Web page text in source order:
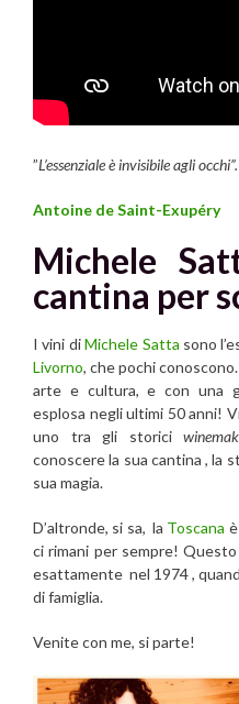
”L’essenziale è invisibile agli occhi”.
Antoine de Saint-Exupéry
Michele
cantina per
I vini diMichele Satta sono
Livorno, che pochi
arte e cultura, e con una
esplosa negli ultimi 50 anni!
uno tra gli storici
conoscere la sua cantina , la
sua magia.
D’altronde, si sa, la Toscana
ci rimani per sempre!
esattamente nel 1974 ,
di famiglia.
Venite con me, si parte!